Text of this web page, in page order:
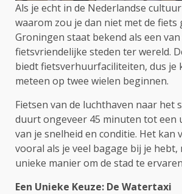
Als je echt in de Nederlandse
waarom zou je dan niet met de fiets
Groningen staat bekend als een
fietsvriendelijke steden ter wereld.
biedt fietsverhuurfaciliteiten, dus je
meteen op twee wielen beginnen.
Fietsen van de luchthaven naar het
duurt ongeveer 45 minuten tot een
van je snelheid en conditie. Het kan
vooral als je veel bagage bij je hebt,
unieke manier om de stad te
Een Unieke Keuze: De Watertaxi